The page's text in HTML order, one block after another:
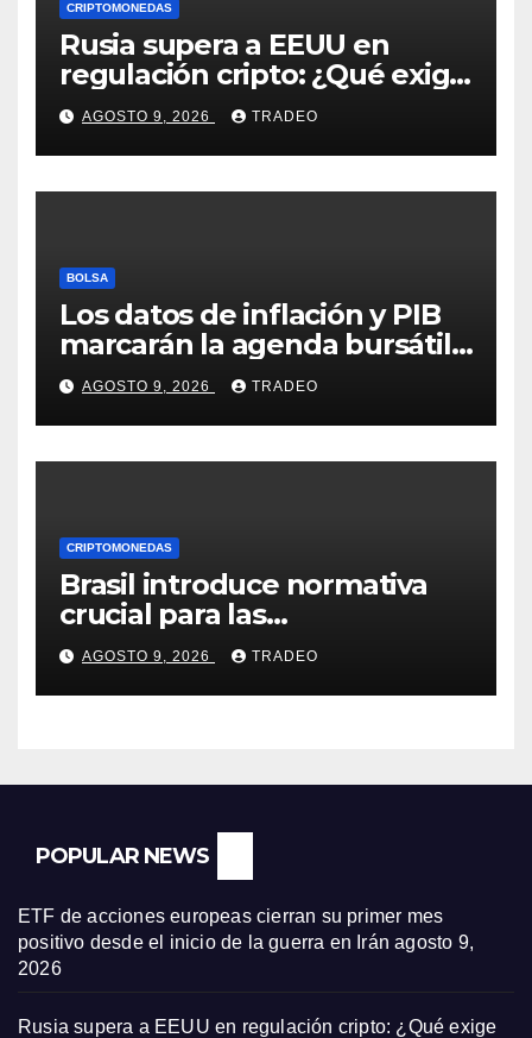
CRIPTOMONEDAS
Rusia supera a EEUU en
regulación cripto: ¿Qué exige
la nueva ley?
AGOSTO 9, 2026 TRADEO
BOLSA
Los datos de inflación y PIB
marcarán la agenda bursátil
de la próxima semana
AGOSTO 9, 2026 TRADEO
CRIPTOMONEDAS
Brasil introduce normativa
crucial para las
criptomonedas: ¿Llegó el fin
de las transferencias
instantáneas?
AGOSTO 9, 2026 TRADEO
POPULAR NEWS
ETF de acciones europeas cierran su primer mes
positivo desde el inicio de la guerra en Irán agosto 9,
2026
Rusia supera a EEUU en regulación cripto: ¿Qué exige